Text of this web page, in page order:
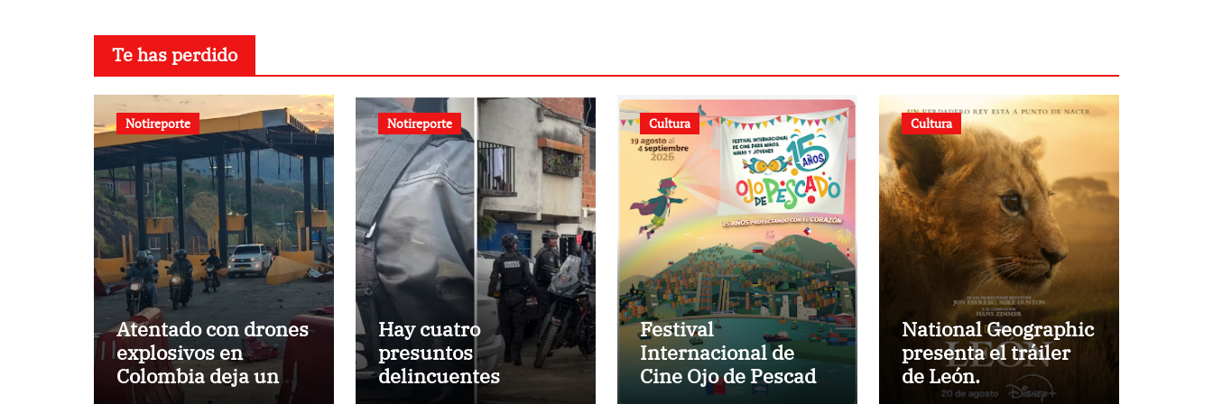
Te has perdido
Notireporte
Atentado con drones
explosivos en
Colombia deja un
Notireporte
Hay cuatro
presuntos
delincuentes
Cultura
Festival
Internacional de
Cine Ojo de Pescado
Cultura
National Geographic
presenta el tráiler
de León.